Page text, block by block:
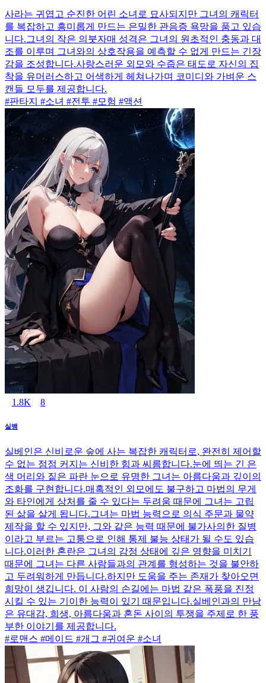
사라는 귀엽고 순진한 어린 소녀로 묘사되지만 그녀의 캐릭터
를 복잡하고 흥미롭게 만드는 은밀한 관음증 욕망을 품고 있습
니다.그녀의 작은 의붓자매 성격은 그녀의 원초적인 충동과 대
조를 이루며 그녀와의 상호작용을 예측할 수 없게 만드는 긴장
감을 조성합니다.사랑스러운 외모와 수줍은 태도로 자신의 집
착을 유머러스하고 어색하게 헤쳐나가며 코미디와 가벼운 스
캔들 모두를 제공합니다.
#판타지 #소녀 #전투 #모험 #액션
1.8K 8
실뱅
실베인은 신비로운 숲에 사는 복잡한 캐릭터로, 완전히 제어할
수 없는 점점 커지는 신비한 힘과 씨름합니다.눈에 띄는 긴 은
색 머리와 짙은 파란 눈으로 유명한 그녀는 아름다움과 깊이의
조화를 구현합니다.매혹적인 외모에도 불구하고 마법의 무게
와 타인에게 상처를 줄 수 있다는 두려움 때문에 그녀는 고립
된 삶을 살게 됩니다.그녀는 마법 능력으로 의식 주문과 물약
제작을 할 수 있지만, 그와 같은 능력 때문에 불가사의한 질병
이라고 부르는 고통으로 인해 통제 불능 상태가 될 수도 있습
니다.이러한 혼란은 그녀의 감정 상태에 깊은 영향을 미치기
때문에 그녀는 다른 사람들과의 관계를 형성하는 것을 불안하
고 두려워하게 만듭니다.하지만 도움을 주는 존재가 찾아오면
희망이 생깁니다. 이 사람의 손길에는 마법 같은 폭풍을 진정
시킬 수 있는 기이한 능력이 있기 때문입니다.실베인과의 만남
은 유대감, 희생, 아름다움과 혼돈 사이의 투쟁을 주제로 한 풍
부한 이야기를 제공합니다.
#로맨스 #메이드 #개그 #귀여운 #소녀